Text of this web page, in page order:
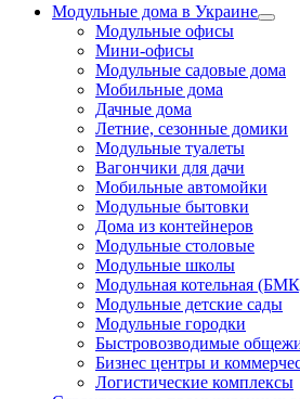
Модульные дома в Украине
Модульные офисы
Мини-офисы
Модульные садовые дома
Мобильные дома
Дачные дома
Летние, сезонные домики
Модульные туалеты
Вагончики для дачи
Мобильные автомойки
Модульные бытовки
Дома из контейнеров
Модульные столовые
Модульные школы
Модульная котельная
Модульные детские сады
Модульные городки
Быстровозводимые
Бизнес центры и
Логистические комплексы